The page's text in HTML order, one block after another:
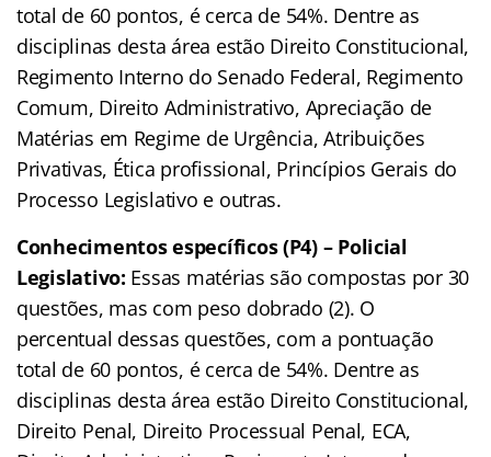
total de 60 pontos, é cerca de 54%. Dentre as
disciplinas desta área estão Direito Constitucional,
Regimento Interno do Senado Federal, Regimento
Comum, Direito Administrativo, Apreciação de
Matérias em Regime de Urgência, Atribuições
Privativas, Ética profissional, Princípios Gerais do
Processo Legislativo e outras.
Conhecimentos específicos (P4) – Policial
Legislativo: Essas matérias são compostas por 30
questões, mas com peso dobrado (2). O
percentual dessas questões, com a pontuação
total de 60 pontos, é cerca de 54%. Dentre as
disciplinas desta área estão Direito Constitucional,
Direito Penal, Direito Processual Penal, ECA,